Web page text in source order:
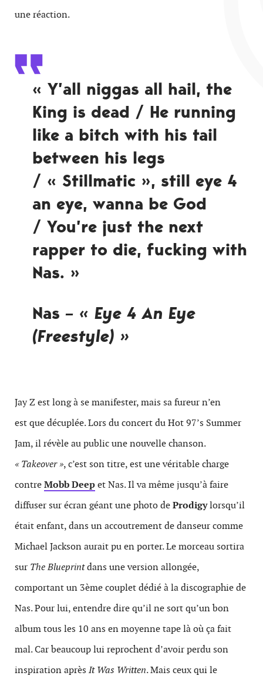
une réaction.
« Y’all niggas all hail, the
King is dead / He running
like a bitch with his tail
between his legs
/ « Stillmatic », still eye 4
an eye, wanna be God
/ You’re just the next
rapper to die, fucking with
Nas. »
Nas – « Eye 4 An Eye
(Freestyle) »
Jay Z est long à se manifester, mais sa fureur n’en
est que décuplée. Lors du concert du Hot 97’s Summer
Jam, il révèle au public une nouvelle chanson.
« Takeover », c’est son titre, est une véritable charge
contreMobb Deepet Nas. Il va même jusqu’à faire
diffuser sur écran géant une photo deProdigylorsqu’il
était enfant, dans un accoutrement de danseur comme
Michael Jackson aurait pu en porter. Le morceau sortira
sur The Blueprintdans une version allongée,
comportant un 3ème couplet dédié à la discographie de
Nas. Pour lui, entendre dire qu’il ne sort qu’un bon
album tous les 10 ans en moyenne tape là où ça fait
mal. Car beaucoup lui reprochent d’avoir perdu son
inspiration après It Was Written. Mais ceux qui le